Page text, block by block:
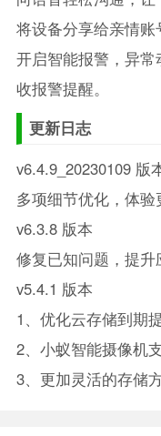
将设备分享给亲情账
开启智能报警，异
收报警提醒。
更新日志
v6.4.9_20230109 版
多项细节优化，体验
v6.3.8 版本
修复已知问题，提升
v5.4.1 版本
1、优化云存储到期
2、小蚁智能摄像机
3、更加灵活的存储